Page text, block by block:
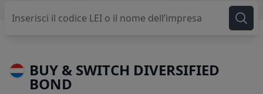
BUY & SWITCH DIVERSIFIED
BOND